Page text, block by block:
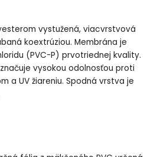
vystužená, viacvrstvová
koextrúziou. Membrána je
(PVC-P) prvotriednej kvality.
vysokou odolnosťou proti
a UV žiareniu. Spodná vrstva je